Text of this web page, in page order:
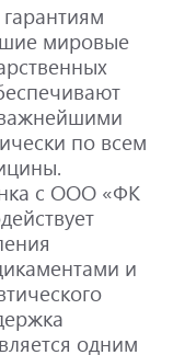
мировые
по всем
с ООО «ФК
и
одним